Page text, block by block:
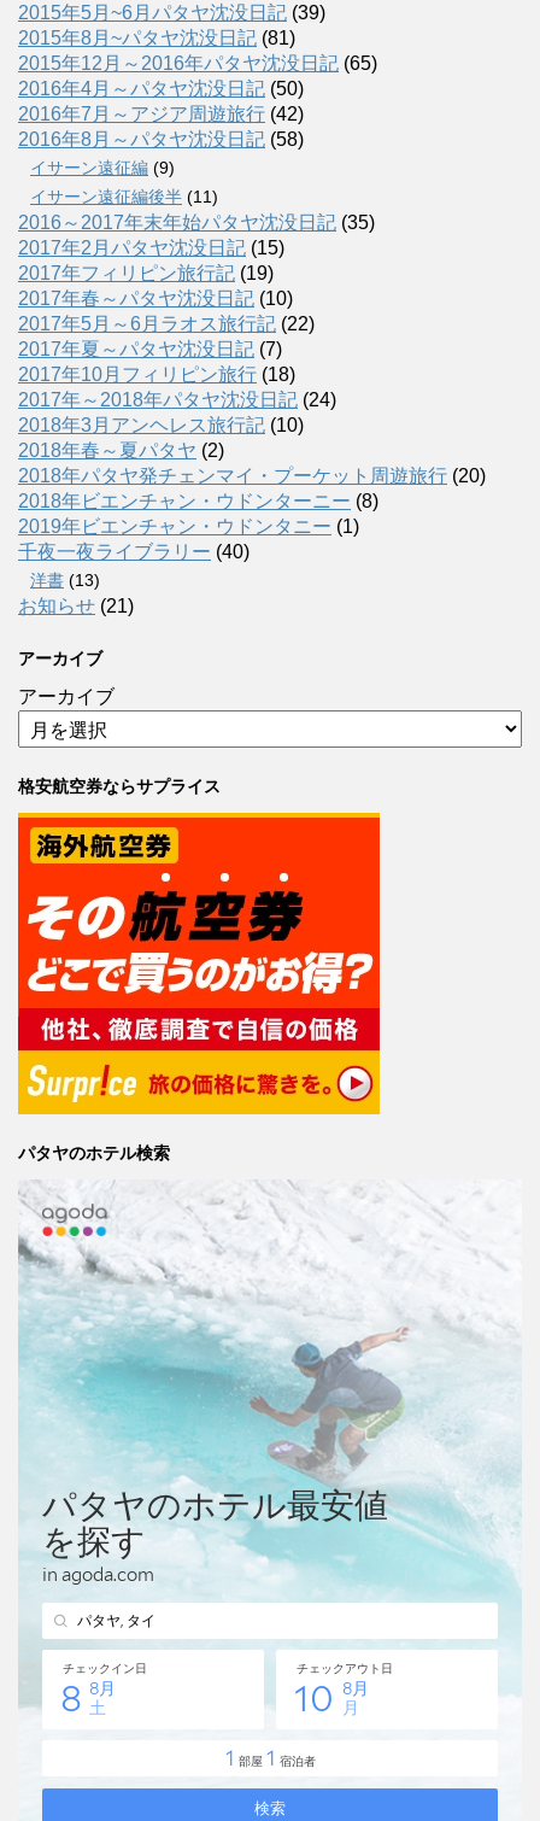
2015年5月~6月パタヤ沈没日記 (39)
2015年8月~パタヤ沈没日記 (81)
2015年12月～2016年パタヤ沈没日記 (65)
2016年4月～パタヤ沈没日記 (50)
2016年7月～アジア周遊旅行 (42)
2016年8月～パタヤ沈没日記 (58)
イサーン遠征編 (9)
イサーン遠征編後半 (11)
2016～2017年末年始パタヤ沈没日記 (35)
2017年2月パタヤ沈没日記 (15)
2017年フィリピン旅行記 (19)
2017年春～パタヤ沈没日記 (10)
2017年5月～6月ラオス旅行記 (22)
2017年夏～パタヤ沈没日記 (7)
2017年10月フィリピン旅行 (18)
2017年～2018年パタヤ沈没日記 (24)
2018年3月アンヘレス旅行記 (10)
2018年春～夏パタヤ (2)
2018年パタヤ発チェンマイ・プーケット周遊旅行 (20)
2018年ビエンチャン・ウドンターニー (8)
2019年ビエンチャン・ウドンタニー (1)
千夜一夜ライブラリー (40)
洋書 (13)
お知らせ (21)
アーカイブ
アーカイブ
格安航空券ならサプライス
パタヤのホテル検索